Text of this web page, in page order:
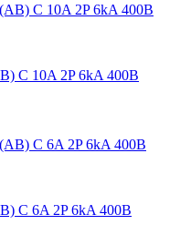
C 10A 2P 6kA 400В
C 6A 2P 6kA 400В